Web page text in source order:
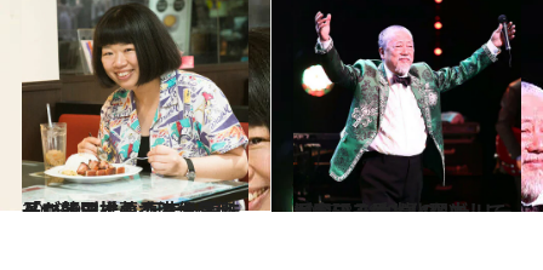
2018.9.9
「マイマイ」こと伊藤修子が熱烈推薦 何でも美味しい飯田橋の香港カフェへ
グルメ 2017.8.28
沢田研二は劣化などしていない！ 69歳のジュリーが今こそ愛しい理由
カルチャー